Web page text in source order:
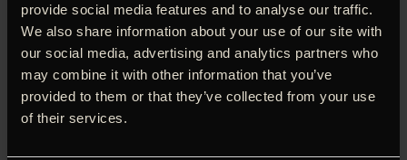
provide social media features and to analyse our traffic.
We also share information about your use of our site with
our social media, advertising and analytics partners who
may combine it with other information that you’ve
provided to them or that they’ve collected from your use
of their services.
‘En film, der giver dig ungdommen tilbage.’Per Juul Carlsen,
DR Filmland (5 stjerner)
Paolo Sorrentino hjemtog en Oscar for sit
gennemmusikalske
og filmisk overvældende velgjorte og snurrige mesterværk
Nu er han tilbage med ’Youth’, hvorMichael Caine, Harvey